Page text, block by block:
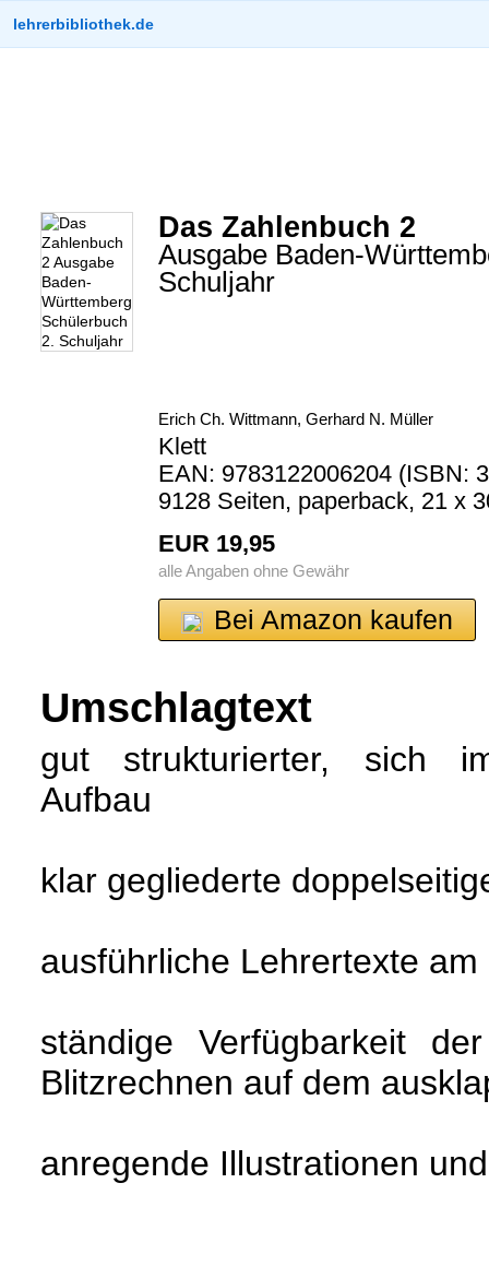
lehrerbibliothek.de
Das Zahlenbuch 2
Ausgabe Baden-
Schuljahr
Erich Ch. Wittmann, Gerhard N. Müller
Klett
EAN: 9783122006204 (ISBN:
9128 Seiten, paperback, 21 x
EUR 19,95
alle Angaben ohne Gewähr
Bei Amazon kaufen
Umschlagtext
gut strukturierter, sich
Aufbau
klar gegliederte
ausführliche Lehrertexte
ständige Verfügbarkeit
Blitzrechnen auf dem
anregende Illustrationen